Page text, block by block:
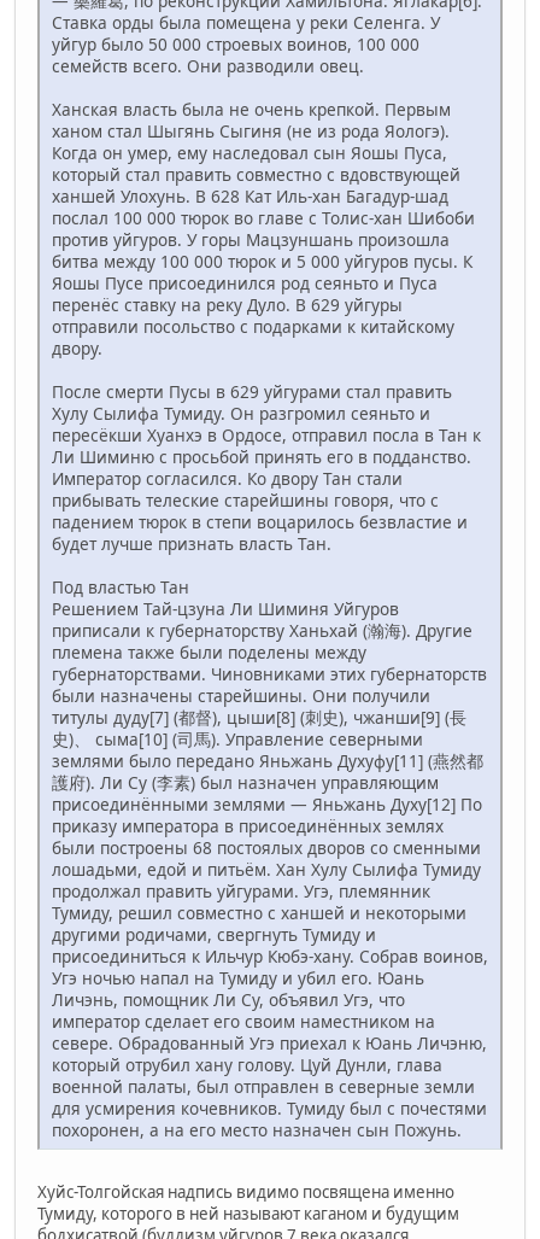
Ставка орды была помещена у реки Селенга. У
уйгур было 50 000 строевых воинов, 100 000
семейств всего. Они разводили овец.
Ханская власть была не очень крепкой. Первым
ханом стал Шыгянь Сыгиня (не из рода Яологэ).
Когда он умер, ему наследовал сын Яошы Пуса,
который стал править совместно с вдовствующей
ханшей Улохунь. В 628 Кат Иль-хан Багадур-шад
послал 100 000 тюрок во главе с Толис-хан Шибоби
против уйгуров. У горы Мацзуншань произошла
битва между 100 000 тюрок и 5 000 уйгуров пусы. К
Яошы Пусе присоединился род сеяньто и Пуса
перенёс ставку на реку Дуло. В 629 уйгуры
отправили посольство с подарками к китайскому
двору.
После смерти Пусы в 629 уйгурами стал править
Хулу Сылифа Тумиду. Он разгромил сеяньто и
пересёкши Хуанхэ в Ордосе, отправил посла в Тан к
Ли Шиминю с просьбой принять его в подданство.
Император согласился. Ко двору Тан стали
прибывать телеские старейшины говоря, что с
падением тюрок в степи воцарилось безвластие и
будет лучше признать власть Тан.
Под властью Тан
Решением Тай-цзуна Ли Шиминя Уйгуров
приписали к губернаторству Ханьхай (瀚海). Другие
племена также были поделены между
губернаторствами. Чиновниками этих губернаторств
были назначены старейшины. Они получили
титулы дуду[7] (都督), цыши[8] (刺史), чжанши[9] (長
史)、 сыма[10] (司馬). Управление северными
землями было передано Яньжань Духуфу[11] (燕然都
護府). Ли Су (李素) был назначен управляющим
присоединёнными землями — Яньжань Духу[12] По
приказу императора в присоединённых землях
были построены 68 постоялых дворов со сменными
лошадьми, едой и питьём. Хан Хулу Сылифа Тумиду
продолжал править уйгурами. Угэ, племянник
Тумиду, решил совместно с ханшей и некоторыми
другими родичами, свергнуть Тумиду и
присоединиться к Ильчур Кюбэ-хану. Собрав воинов,
Угэ ночью напал на Тумиду и убил его. Юань
Личэнь, помощник Ли Су, объявил Угэ, что
император сделает его своим наместником на
севере. Обрадованный Угэ приехал к Юань Личэню,
который отрубил хану голову. Цуй Дунли, глава
военной палаты, был отправлен в северные земли
для усмирения кочевников. Тумиду был с почестями
похоронен, а на его место назначен сын Пожунь.
Хуйс-Толгойская надпись видимо посвящена именно
Тумиду, которого в ней называют каганом и будущим